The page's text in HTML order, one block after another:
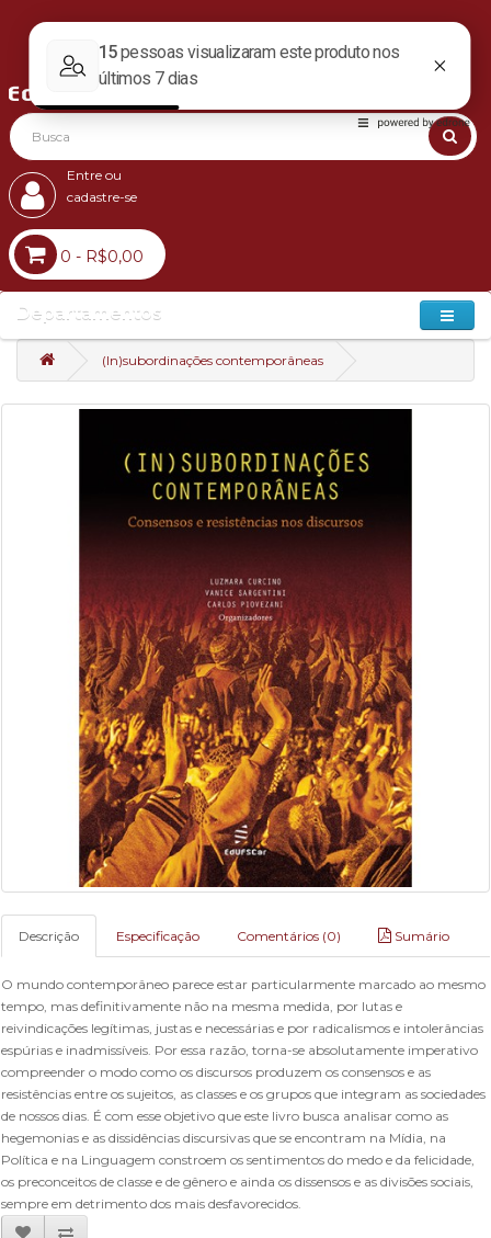
Entre ou
cadastre-se
0 - R$0,00
Departamentos
(In)subordinações contemporâneas
Descrição Especificação Comentários (0) Sumário
O mundo contemporâneo parece estar particularmente marcado ao mesmo
tempo, mas definitivamente não na mesma medida, por lutas e
reivindicações legítimas, justas e necessárias e por radicalismos e intolerâncias
espúrias e inadmissíveis. Por essa razão, torna-se absolutamente imperativo
compreender o modo como os discursos produzem os consensos e as
resistências entre os sujeitos, as classes e os grupos que integram as sociedades
de nossos dias. É com esse objetivo que este livro busca analisar como as
hegemonias e as dissidências discursivas que se encontram na Mídia, na
Política e na Linguagem constroem os sentimentos do medo e da felicidade,
os preconceitos de classe e de gênero e ainda os dissensos e as divisões sociais,
sempre em detrimento dos mais desfavorecidos.